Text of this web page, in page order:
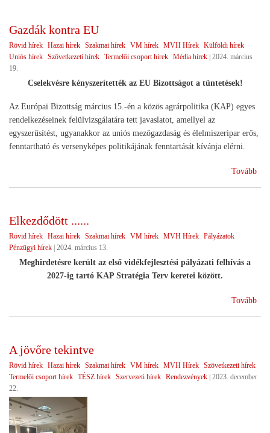
Gazdák kontra EU
Rövid hírek Hazai hírek Szakmai hírek VM hírek MVH Hírek Külföldi hírek
Uniós hírek Szövetkezeti hírek Termelői csoport hírek Média hírek 2024. március
19.
Cselekvésre kényszerítették az EU Bizottságot a tüntetések!
Az Európai Bizottság március 15.-én a közös agrárpolitika (KAP) egyes
rendelkezéseinek felülvizsgálatára tett javaslatot, amellyel az
egyszerűsítést, ugyanakkor az uniós mezőgazdaság és élelmiszeripar erős,
fenntartható és versenyképes politikájának fenntartását kívánja elérni.
Tovább
Elkezdődött ......
Rövid hírek Hazai hírek Szakmai hírek VM hírek MVH Hírek Pályázatok
Pénzügyi hírek 2024. március 13.
Meghirdetésre került az első vidékfejlesztési pályázati felhívás a
2027-ig tartó KAP Stratégia Terv keretei között.
Tovább
A jövőre tekintve
Rövid hírek Hazai hírek Szakmai hírek VM hírek MVH Hírek Szövetkezeti hírek
Termelői csoport hírek TÉSZ hírek Szervezeti hírek Rendezvények | 2023. december
22.